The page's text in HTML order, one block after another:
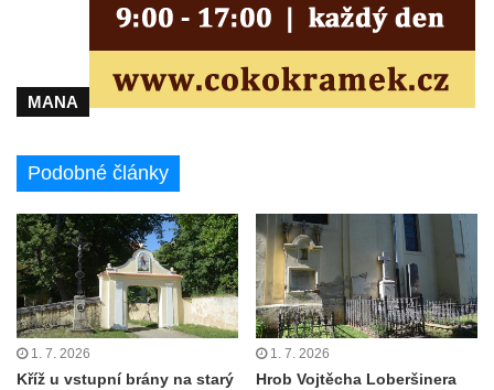
Mikulášovicích
Pomník obětem bombardování 8. 5. 1945 v
ulici U Plovárny ve Frýdlantu
Základní škole Tyršova v Rumburku
Socha Nepokořený v parku Rumburské
vzpoury v Rumburku
Pamětní deska obětem holokaustu u
židovského hřbitova v Kovanicích
Pamětní deska legionářům na Obecním
úřadě v Kovanicích
Pomník obětem 1. světové války v
MANA
Podobné články
1. 7. 2026
Kříž u vstupní brány na starý
1. 7. 2026
Hrob Vojtěcha Loberšinera